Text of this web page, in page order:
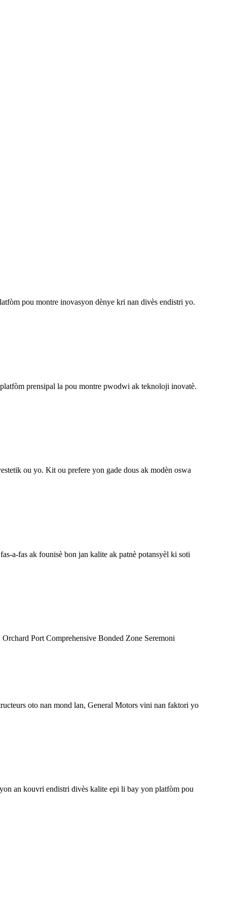
pou montre inovasyon dènye kri nan divès endistri yo.
prensipal la pou montre pwodwi ak teknoloji inovatè.
ou yo. Kit ou prefere yon gade dous ak modèn oswa
a-fas ak founisè bon jan kalite ak patnè potansyèl ki soti
Port Comprehensive Bonded Zone Seremoni
oto nan mond lan, General Motors vini nan faktori yo
an kouvri endistri divès kalite epi li bay yon platfòm pou